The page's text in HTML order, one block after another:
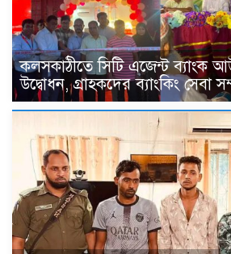
কলসকাঠীতে সিটি এজেন্ট ব্যাংক
উদ্বোধন, গ্রাহকদের ব্যাংকিং সেবা